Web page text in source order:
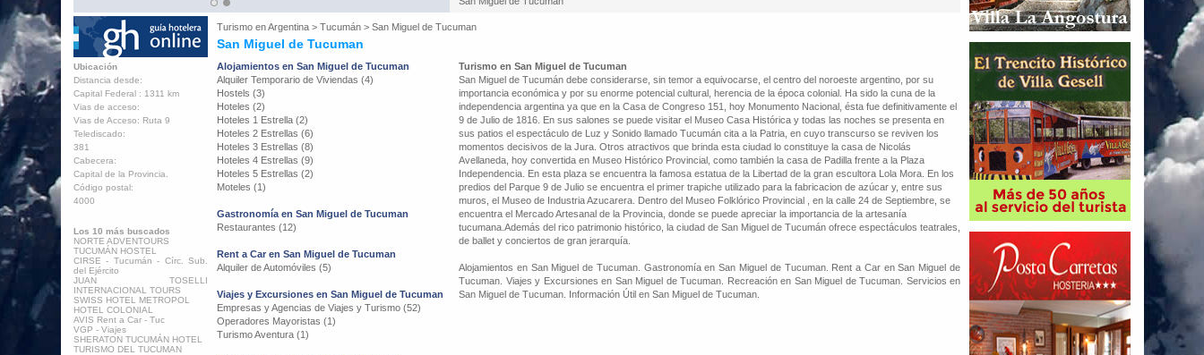
Turismo enArgentina > Tucumán > San Miguel de Tucuman
San Miguel de Tucuman
Ubicación
Distancia desde:
Capital Federal : 1311 km
Vias de acceso:
Vias de Acceso: Ruta 9
Telediscado:
381
Cabecera:
Capital de la Provincia.
Código postal:
4000
Los 10 más buscados
NORTE ADVENTOURS
TUCUMÁN HOSTEL
CIRSE - Tucumán - Círc. Sub.
del Ejército
JUAN TOSELLI
INTERNACIONAL TOURS
SWISS HOTEL METROPOL
HOTEL COLONIAL
AVIS Rent a Car - Tuc
VGP - Viajes
SHERATON TUCUMÁN HOTEL
TURISMO DEL TUCUMAN
Alojamientos en San Miguel de Tucuman
Alquiler Temporario de Viviendas (4)
Hostels (3)
Hoteles (2)
Hoteles 1 Estrella (2)
Hoteles 2 Estrellas (6)
Hoteles 3 Estrellas (8)
Hoteles 4 Estrellas (9)
Hoteles 5 Estrellas (2)
Moteles (1)
Gastronomía en San Miguel de Tucuman
Restaurantes (12)
Rent a Car en San Miguel de Tucuman
Alquiler de Automóviles (5)
Viajes y Excursiones en San Miguel de Tucuman
Empresas y Agencias de Viajes y Turismo (52)
Operadores Mayoristas (1)
Turismo Aventura (1)
Turismo en San Miguel de Tucuman
San Miguel de Tucumán debe considerarse, sin temor a equivocarse, el centro del noroeste argentino, por su
importancia económica y por su enorme potencial cultural, herencia de la época colonial. Ha sido la cuna de la
independencia argentina ya que en la Casa de Congreso 151, hoy Monumento Nacional, ésta fue definitivamente el
9 de Julio de 1816. En sus salones se puede visitar el Museo Casa Histórica y todas las noches se presenta en
sus patios el espectáculo de Luz y Sonido llamado Tucumán cita a la Patria, en cuyo transcurso se reviven los
momentos decisivos de la Jura. Otros atractivos que brinda esta ciudad lo constituye la casa de Nicolás
Avellaneda, hoy convertida en Museo Histórico Provincial, como también la casa de Padilla frente a la Plaza
Independencia. En esta plaza se encuentra la famosa estatua de la Libertad de la gran escultora Lola Mora. En los
predios del Parque 9 de Julio se encuentra el primer trapiche utilizado para la fabricacion de azúcar y, entre sus
muros, el Museo de Industria Azucarera. Dentro del Museo Folklórico Provincial , en la calle 24 de Septiembre, se
encuentra el Mercado Artesanal de la Provincia, donde se puede apreciar la importancia de la artesanía
tucumana.Además del rico patrimonio histórico, la ciudad de San Miguel de Tucumán ofrece espectáculos teatrales,
de ballet y conciertos de gran jerarquía.
Alojamientos en San Miguel de Tucuman. Gastronomía en San Miguel de Tucuman. Rent a Car en San Miguel de
Tucuman. Viajes y Excursiones en San Miguel de Tucuman. Recreación en San Miguel de Tucuman. Servicios en
San Miguel de Tucuman. Información Útil en San Miguel de Tucuman.